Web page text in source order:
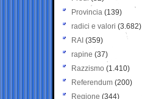
Provincia (139)
radici e valori (3.682)
RAI (359)
rapine (37)
Razzismo (1.410)
Referendum (200)
Regione (344)